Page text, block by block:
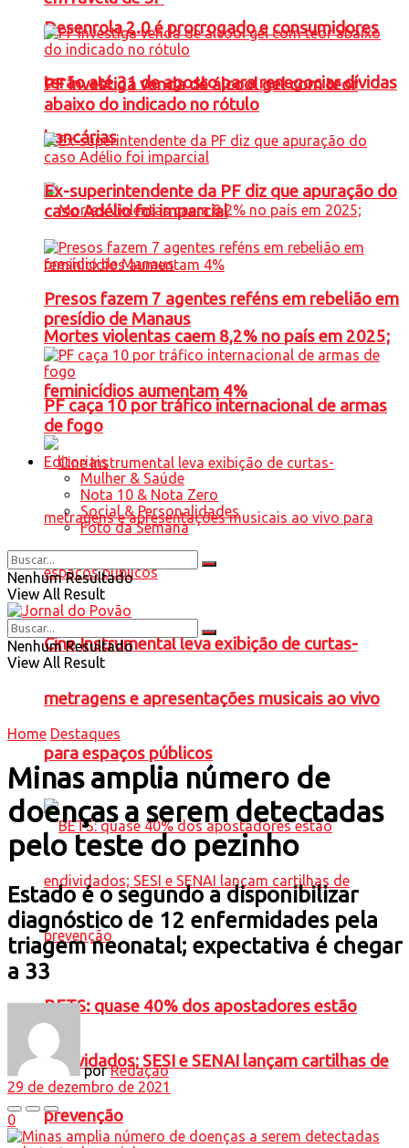
Desenrola 2.0 é prorrogado e consumidores
terão até 31 de agosto para renegociar dívidas
bancárias
Mortes violentas caem 8,2% no país em 2025;
feminicídios aumentam 4%
Cine Instrumental leva exibição de curtas-
metragens e apresentações musicais ao vivo
para espaços públicos
BETS: quase 40% dos apostadores estão
endividados; SESI e SENAI lançam cartilhas de
prevenção
PF investiga venda de álcool gel com teor
abaixo do indicado no rótulo
Ex-superintendente da PF diz que apuração do
caso Adélio foi imparcial
Presos fazem 7 agentes reféns em rebelião em
presídio de Manaus
PF caça 10 por tráfico internacional de armas
de fogo
Editoriais
Mulher & Saúde
Nota 10 & Nota Zero
Social & Personalidades
Foto da Semana
Nenhum Resultado
View All Result
Nenhum Resultado
View All Result
Home Destaques
Minas amplia número de
doenças a serem detectadas
pelo teste do pezinho
Estado é o segundo a disponibilizar
diagnóstico de 12 enfermidades pela
triagem neonatal; expectativa é chegar
a 33
por Redação
29 de dezembro de 2021
0